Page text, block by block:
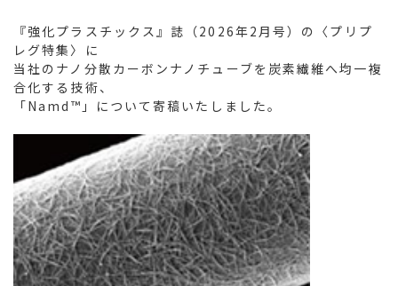
『強化プラスチックス』誌（2026年2月号）の〈プリプ
レグ特集〉に
当社のナノ分散カーボンナノチューブを炭素繊維へ均一複
合化する技術、
「Namd™」について寄稿いたしました。